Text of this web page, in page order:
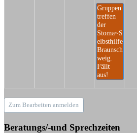
Gruppen
treffen
der
Stoma~S
elbsthilfe
Braunsch
weig.
Fällt
aus!
Zum Bearbeiten anmelden
Beratungs/-und Sprechzeiten